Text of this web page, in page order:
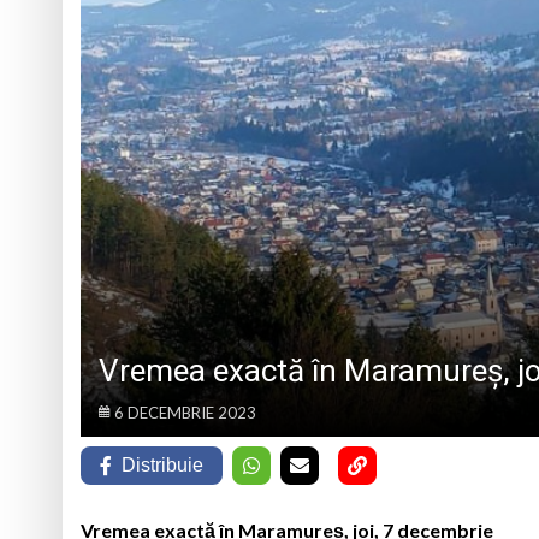
Medjugorje
Intervenții
Parastas la
Ziua Minerului va
artistice
DAS Baia Mare
BUCUREȘTI
Vremea exactă în Maramureș,
6 DECEMBRIE 2023
Distribuie
Vremea exactă în Maramureș, joi, 7 decembrie